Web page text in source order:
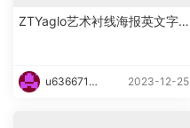
ZTYaglo艺术衬线海报英文字
u6366719
2023-12-25